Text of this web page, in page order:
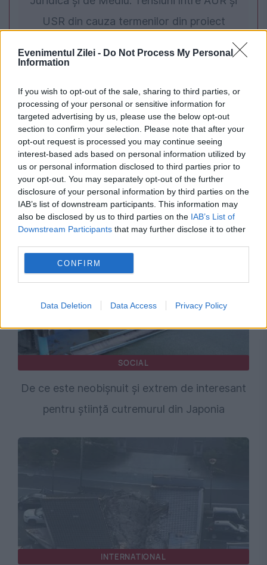
Evenimentul Zilei - Do Not Process My Personal
Information
If you wish to opt-out of the sale, sharing to third parties, or
processing of your personal or sensitive information for
targeted advertising by us, please use the below opt-out
section to confirm your selection. Please note that after your
opt-out request is processed you may continue seeing
interest-based ads based on personal information utilized by
us or personal information disclosed to third parties prior to
your opt-out. You may separately opt-out of the further
disclosure of your personal information by third parties on the
IAB’s list of downstream participants. This information may
also be disclosed by us to third parties on the IAB’s List of
Downstream Participants that may further disclose it to other
CONFIRM
Data Deletion Data Access Privacy Policy
USR din cauza termenilor din proiect
INTERNATIONAL
Cutremur resimțit violent în Napoli. Pana de
curent a afectat mai multe cartiere
SOCIAL
De ce este neobișnuit și extrem de interesant
pentru știință cutremurul din Japonia
INTERNATIONAL